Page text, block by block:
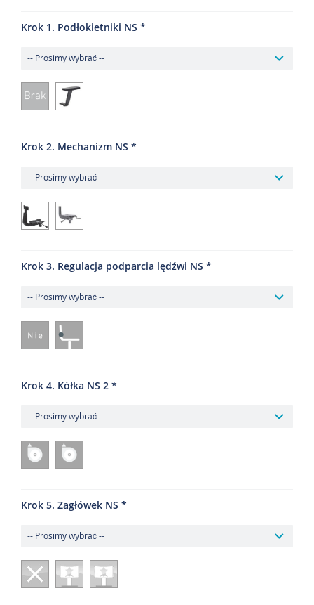
Krok 1. Podłokietniki NS
Krok 2. Mechanizm NS
Krok 3. Regulacja podparcia lędźwi NS
Krok 4. Kółka NS 2
Krok 5. Zagłówek NS